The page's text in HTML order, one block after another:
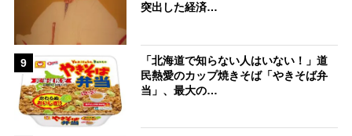
突出した経済…
9
「北海道で知らない人はいない！」道
民熱愛のカップ焼きそば「やきそば弁
当」、最大の…